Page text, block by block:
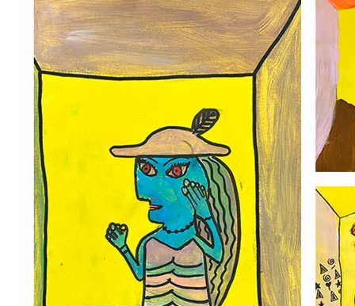
Casiers
+32 (0)2 373 87 68
casiers@apeee-bxl1-services.be
BE52 3101 4777 1809
Coordination & Direction
+32 (0)2 375 94 84
coordination@apeee-bxl1-services.be